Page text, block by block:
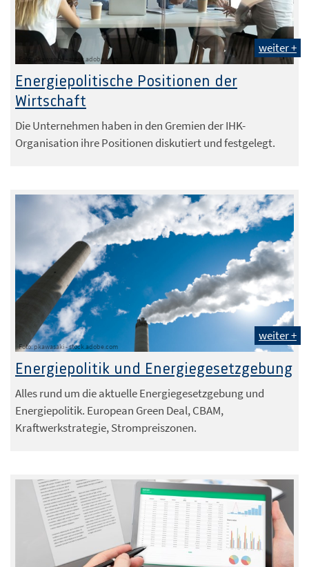
Foto: pkawasaki - stock.adobe.com
weiter +
Energiepolitische Positionen der
Wirtschaft
Die Unternehmen haben in den Gremien der IHK-
Organisation ihre Positionen diskutiert und festgelegt.
Foto: pkawasaki - stock.adobe.com
weiter +
Energiepolitik und Energiegesetzgebung
Alles rund um die aktuelle Energiegesetzgebung und
Energiepolitik. European Green Deal, CBAM,
Kraftwerkstrategie, Strompreiszonen.